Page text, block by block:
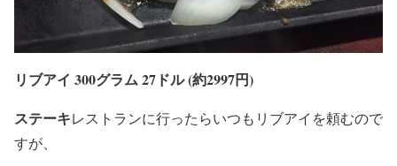
リブアイ 300グラム 27ドル (約2997円)
ステーキレストランに行ったらいつもリブアイを頼むので
すが、